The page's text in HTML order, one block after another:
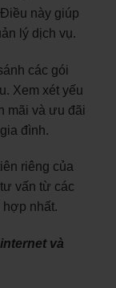
này giúp
lý dịch vụ.
các gói
Xem xét yếu
mãi và ưu đãi
đình.
riêng của
vấn từ các
nhất.
và